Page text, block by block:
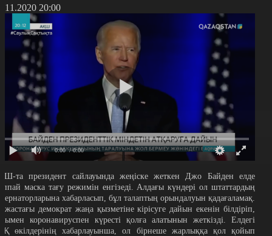
20:00
0:00 / 0:00
та президент сайлауында жеңіске жеткен Джо Байден елде
маска тағу режимін енгізеді. Алдағы күндері ол штаттардың
хабарласып, бұл талаптың орындалуын қадағаламақ.
жастағы демократ жаңа қызметіне кірісуге дайын екенін білдіріп,
коронавируспен күресті қолға алатынын жеткізді. Елдегі
өкілдерінің хабарлауынша, ол бірнеше жарлыққа қол қойып